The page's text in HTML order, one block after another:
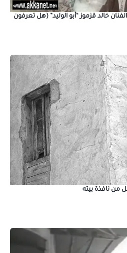
خالد قزموز “أبو الوليد” (هل تعرفون
من نافذة بيته